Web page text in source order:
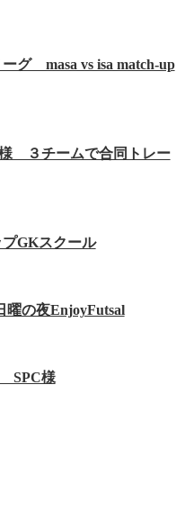
グ masa vs isa match-up
様 ３チームで合同トレー
GKスクール
の夜EnjoyFutsal
SPC様